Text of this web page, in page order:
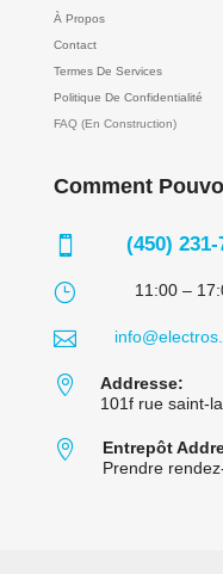
À Propos
Contact
Termes De Services
Politique De Confidentialité
FAQ (En Construction)
Comment
 (450) 231-
} 11:00 –


Addresse:
101f rue saint-

Entrepôt
Prendre